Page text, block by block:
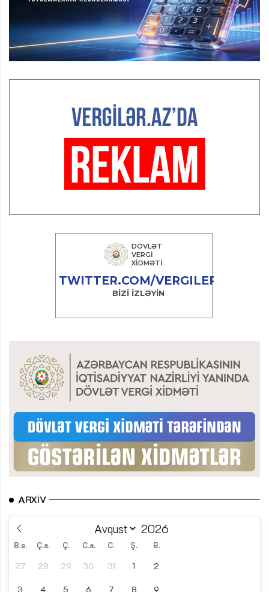
ARXIV
B.e. Ç.a. Ç. C.a. C. Ş. B.
27 28 29 30 31 1 2
3 4 5 6 7 8 9